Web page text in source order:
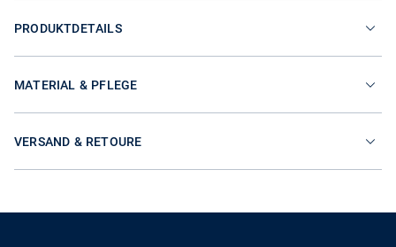
PRODUKTDETAILS
MATERIAL & PFLEGE
VERSAND & RETOURE